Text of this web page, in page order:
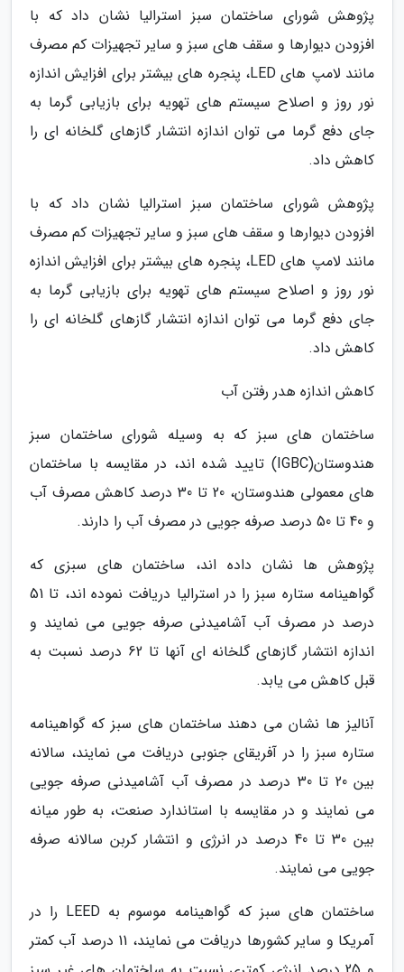
پژوهش شورای ساختمان سبز استرالیا نشان داد که با
افزودن دیوارها و سقف های سبز و سایر تجهیزات کم مصرف
مانند لامپ های LED، پنجره های بیشتر برای افزایش اندازه
نور روز و اصلاح سیستم های تهویه برای بازیابی گرما به
جای دفع گرما می توان اندازه انتشار گازهای گلخانه ای را
کاهش داد.
پژوهش شورای ساختمان سبز استرالیا نشان داد که با
افزودن دیوارها و سقف های سبز و سایر تجهیزات کم مصرف
مانند لامپ های LED، پنجره های بیشتر برای افزایش اندازه
نور روز و اصلاح سیستم های تهویه برای بازیابی گرما به
جای دفع گرما می توان اندازه انتشار گازهای گلخانه ای را
کاهش داد.
کاهش اندازه هدر رفتن آب
ساختمان های سبز که به وسیله شورای ساختمان سبز
هندوستان(IGBC) تایید شده اند، در مقایسه با ساختمان
های معمولی هندوستان، 20 تا 30 درصد کاهش مصرف آب
و 40 تا 50 درصد صرفه جویی در مصرف آب را دارند.
پژوهش ها نشان داده اند، ساختمان های سبزی که
گواهینامه ستاره سبز را در استرالیا دریافت نموده اند، تا 51
درصد در مصرف آب آشامیدنی صرفه جویی می نمایند و
اندازه انتشار گازهای گلخانه ای آنها تا 62 درصد نسبت به
قبل کاهش می یابد.
آنالیز ها نشان می دهند ساختمان های سبز که گواهینامه
ستاره سبز را در آفریقای جنوبی دریافت می نمایند، سالانه
بین 20 تا 30 درصد در مصرف آب آشامیدنی صرفه جویی
می نمایند و در مقایسه با استاندارد صنعت، به طور میانه
بین 30 تا 40 درصد در انرژی و انتشار کربن سالانه صرفه
جویی می نمایند.
ساختمان های سبز که گواهینامه موسوم به LEED را در
آمریکا و سایر کشورها دریافت می نمایند، 11 درصد آب کمتر